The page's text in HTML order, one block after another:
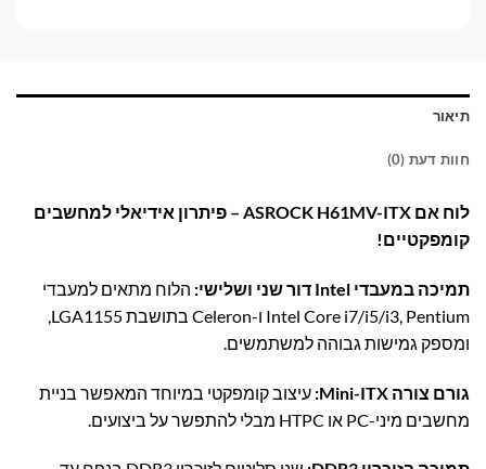
תיאור
חוות דעת (0)
לוח אם ASROCK H61MV-ITX – פיתרון אידיאלי למחשבים
קומפקטיים!
תמיכה במעבדי Intel דור שני ושלישי:
הלוח מתאים למעבדי
ומספק גמישות גבוהה למשתמשים.
גורם צורה Mini-ITX:
עיצוב קומפקטי במיוחד המאפשר בניית
מחשבים מיני-PC או HTPC מבלי להתפשר על ביצועים.